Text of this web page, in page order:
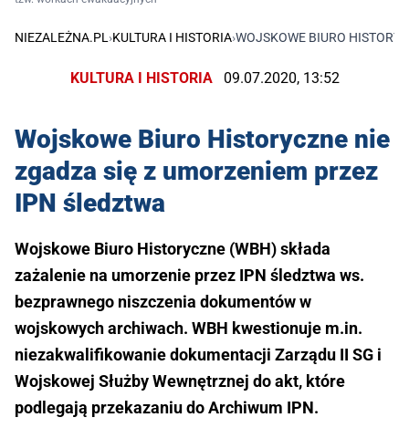
NIEZALEŻNA.PL ›KULTURA I HISTORIA›WOJSKOWE BIURO
KULTURA I HISTORIA 09.07.2020, 13:52
Wojskowe Biuro Historyczne nie
zgadza się z umorzeniem przez
IPN śledztwa
Wojskowe Biuro Historyczne (WBH) składa
zażalenie na umorzenie przez IPN śledztwa ws.
bezprawnego niszczenia dokumentów w
wojskowych archiwach. WBH kwestionuje m.in.
niezakwalifikowanie dokumentacji Zarządu II SG i
Wojskowej Służby Wewnętrznej do akt, które
podlegają przekazaniu do Archiwum IPN.